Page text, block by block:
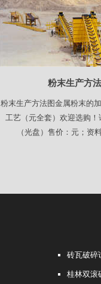
粉末生产方
粉末生产方法图金属粉末的
工艺（元全套）欢迎选购！
（光盘）售价：元；资
砖瓦破碎
桂林双滚